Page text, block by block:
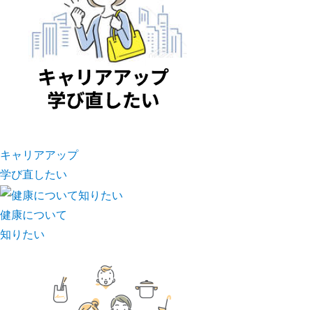
キャリアアップ
学び直したい
健康について
知りたい